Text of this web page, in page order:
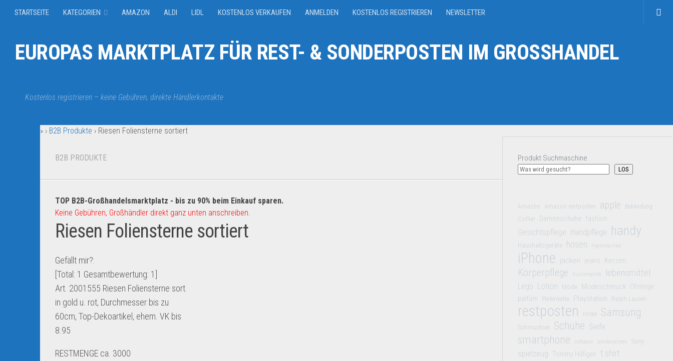
STARTSEITE KATEGORIEN AMAZON ALDI LIDL KOSTENLOS VERKAUFEN ANMELDEN KOSTENLOS REGISTRIEREN NEWSLETTER
EUROPAS MARKTPLATZ FÜR REST- & SONDERPOSTEN IM GROSSHANDEL
Kostenlos registrieren – keine Gebühren, direkte Händlerkontakte
» › B2B Produkte › Riesen Foliensterne sortiert
B2B PRODUKTE
TOP B2B-Großhandelsmarktplatz - bis zu 90% beim Einkauf sparen.
Keine Gebühren, Großhändler direkt ganz unten anschreiben.
Riesen Foliensterne sortiert
Gefällt mir?:
[Total: 1 Gesamtbewertung: 1
Art. 2001555 Riesen Foliensterne sort.
in gold u. rot, Durchmesser bis zu
60cm, Top-Dekoartikel, ehem. VK bis
8.95
RESTMENGE ca. 3000
Produkt Suchmaschine
LOS
Amazon amazon restposten apple Bekleidung
Collier Damenschuhe fashion
Gesichtspflege Handpflege handy
Haushaltsgeräte hosen Hygieneartikel
iPhone jacken jeans Kerzen
Körperpflege Küchengeräte lebensmittel
Lego Lotion Mode Modeschmuck Ohrringe
parfüm
Perlenkette Playstation Ralph Lauren
restposten röcke Samsung
Schmuckset Schuhe Seife
smartphone software sonderposten Sony
spielzeug Tommy Hilfiger t shirt